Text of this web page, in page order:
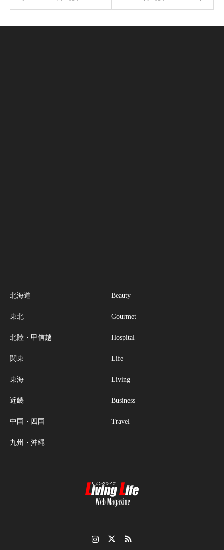
北海道
東北
北陸・甲信越
関東
東海
近畿
中国・四国
九州・沖縄
Beauty
Gourmet
Hospital
Life
Living
Business
Travel